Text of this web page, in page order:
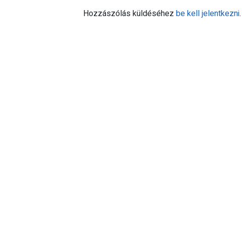
Hozzászólás küldéséhez be kell jelentkezni.